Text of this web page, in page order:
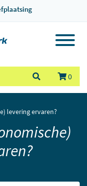
0
levering ervaren?